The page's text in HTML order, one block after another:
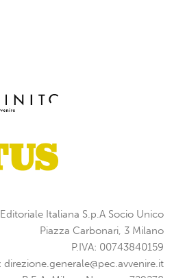
Italiana S.p.A Socio Unico
Piazza Carbonari, 3 Milano
P.IVA: 00743840159
direzione.generale@pec.avvenire.it